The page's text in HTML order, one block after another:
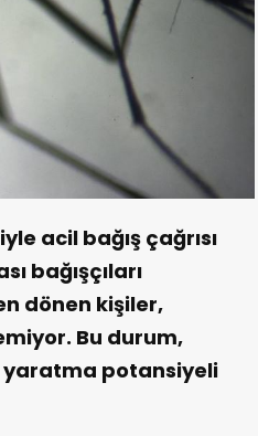
acil bağış çağrısı
bağışçıları
dönen kişiler,
Bu durum,
yaratma potansiyeli